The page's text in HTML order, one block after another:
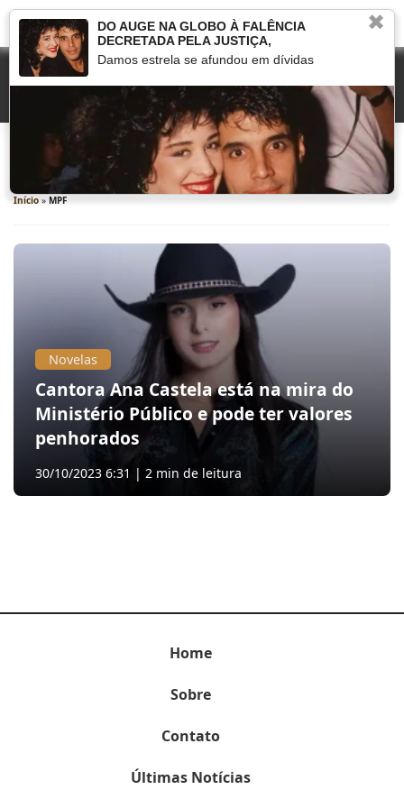
MPF
Início » MPF
Novelas
Cantora Ana Castela está na mira do
Ministério Público e pode ter valores
penhorados
30/10/2023 6:31 | 2 min de leitura
Home
Sobre
Contato
Últimas Notícias
✖
DO AUGE NA GLOBO À FALÊNCIA
DECRETADA PELA JUSTIÇA,
Damos estrela se afundou em dívidas